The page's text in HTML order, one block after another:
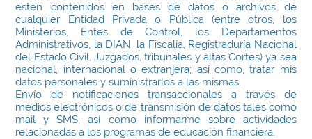
estén contenidos en bases de datos o archivos de
cualquier Entidad Privada o Pública (entre otros, los
Ministerios, Entes de Control, los Departamentos
Administrativos, la DIAN, la Fiscalía, Registraduría Nacional
del Estado Civil, Juzgados, tribunales y altas Cortes) ya sea
nacional, internacional o extranjera; así como, tratar mis
datos personales y suministrarlos a las mismas.
Envío de notificaciones transaccionales a través de
medios electrónicos o de transmisión de datos tales como
mail y SMS, así como informarme sobre actividades
relacionadas a los programas de educación financiera.